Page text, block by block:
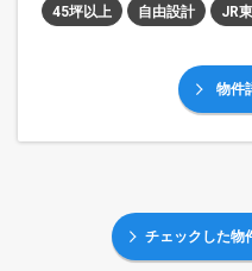
45坪以上 自由設計 JR
物件
チェックした物